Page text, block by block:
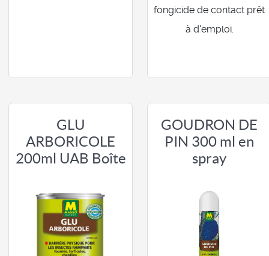
fongicide de contact prêt
à d'emploi.
GLU
ARBORICOLE
200ml UAB Boîte
GOUDRON DE
PIN 300 ml en
spray